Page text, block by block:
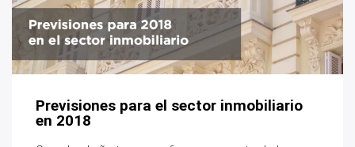
Previsiones para el sector inmobiliario
en 2018